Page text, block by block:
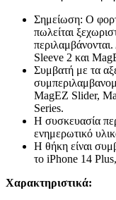
Σημείωση: Ο
πωλείται
Sleeve 2 και
Συμβατή με τα
MagEZ Slider,
Series.
Η συσκευασία
ενημερωτικό
Η θήκη είναι
το iPhone 14
Χαρακτηριστικά: